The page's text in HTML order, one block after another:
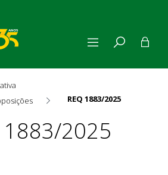
REQ 1883/2025
1883/2025